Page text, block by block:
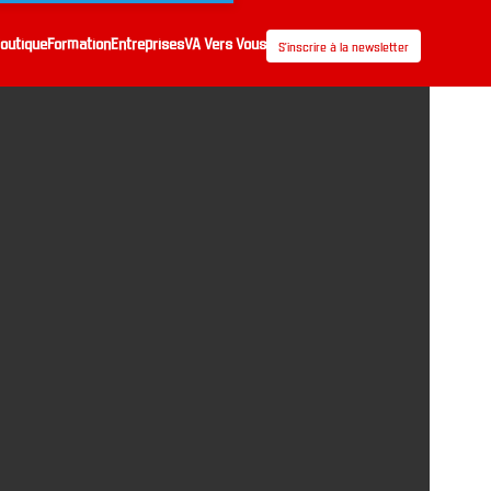
FormationEntreprisesVA Vers Vous S’inscrire à la newsletter